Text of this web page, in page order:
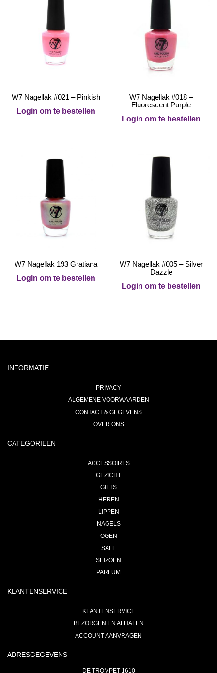
W7 Nagellak #021 – Pinkish
Login om te bestellen
W7 Nagellak #018 –
Fluorescent Purple
Login om te bestellen
W7 Nagellak 193 Gratiana
Login om te bestellen
W7 Nagellak #005 – Silver
Dazzle
Login om te bestellen
INFORMATIE
PRIVACY
ALGEMENE VOORWAARDEN
CONTACT & GEGEVENS
OVER ONS
CATEGORIEEN
ACCESSOIRES
GEZICHT
GIFTS
HEREN
LIPPEN
NAGELS
OGEN
SALE
SEIZOEN
PARFUM
KLANTENSERVICE
KLANTENSERVICE
BEZORGEN EN AFHALEN
ACCOUNT AANVRAGEN
ADRESGEGEVENS
DE TROMPET 1610